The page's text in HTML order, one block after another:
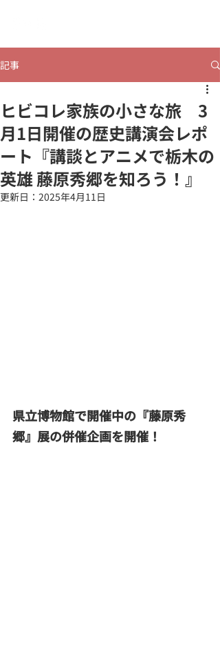
記事
ヒビコレ家族の小さな旅 3
月1日開催の歴史講演会レポ
ート『講談とアニメで栃木の
英雄 藤原秀郷を知ろう！』
更新日： 2025年4月11日
県立博物館で開催中の『藤原秀
郷』展の併催企画を開催！